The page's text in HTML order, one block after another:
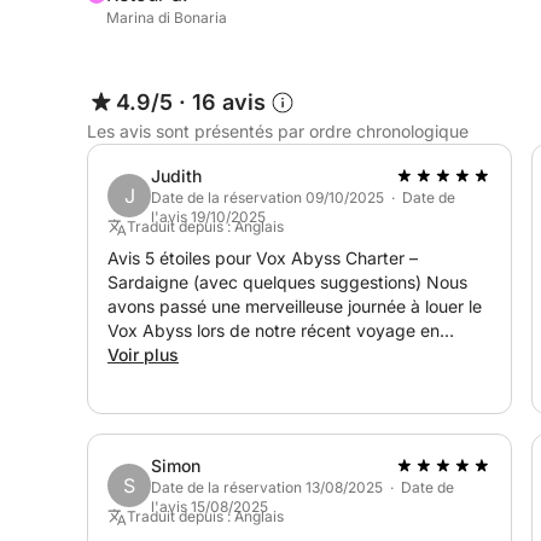
Veuillez noter que le skipper et le chef ne sont
350 € + courses.
Cette expérience offre un parfait équilibre entre
beauté authentique du littoral sarde.
Marina di Bonaria
4.9/5 · 16 avis
Les avis sont présentés par ordre chronologique
J
Judith
Date de la réservation 09/10/2025 · Date de
l'avis 19/10/2025
Traduit depuis : Anglais
Avis 5 étoiles pour Vox Abyss Charter –
Sardaigne (avec quelques suggestions) Nous
avons passé une merveilleuse journée à louer le
Vox Abyss lors de notre récent voyage en
Sardaigne. L'emplacement était incroyablement
avec deux chambres et deux salles de bain,
ainsi que de nombreuses options pour profiter
du soleil et de l'ombre selon les préférences. Le
Voir plus
S
Simon
Date de la réservation 13/08/2025 · Date de
l'avis 15/08/2025
Traduit depuis : Anglais